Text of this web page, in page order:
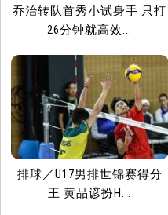
乔治转队首秀小试身手 只打
26分钟就高效...
排球／U17男排世锦赛得分
王 黄品谚扮H...